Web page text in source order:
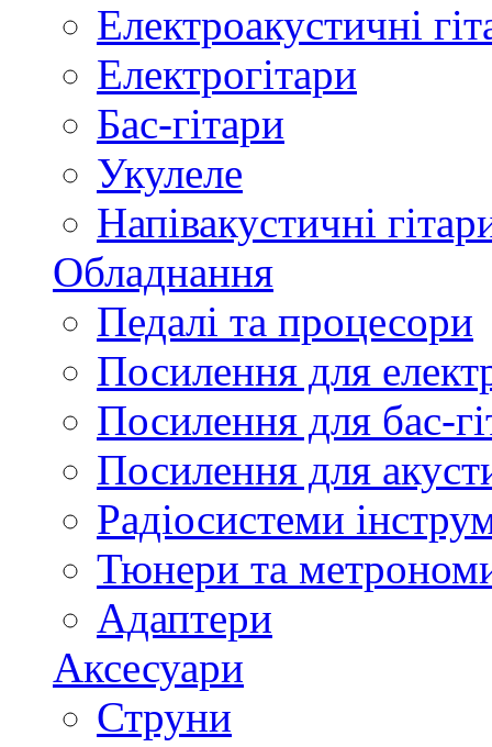
Електроакустичні
Електрогітари
Бас-гітари
Укулеле
Напівакустичні
Обладнання
Педалі та процесори
Посилення для
Посилення для бас-
Посилення для
Радіосистеми
Тюнери та
Адаптери
Аксесуари
Струни